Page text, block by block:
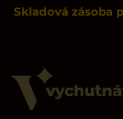
Skladová zásoba